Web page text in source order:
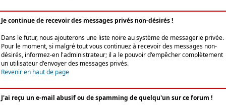
Je continue de recevoir des messages privés non-désirés !
Dans le futur, nous ajouterons une liste noire au système de messagerie privée.
Pour le moment, si malgré tout vous continuez à recevoir des messages non-
désirés, informez-en l'administrateur; il a le pouvoir d'empêcher complètement
un utilisateur d'envoyer des messages privés.
Revenir en haut de page
J'ai reçu un e-mail abusif ou de spamming de quelqu'un sur ce forum !